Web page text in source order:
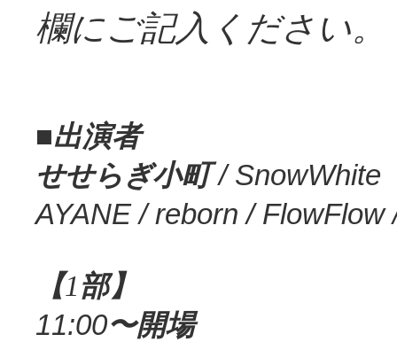
欄にご記入ください。
‪■出演者
せせらぎ小町/ SnowWhite
AYANE / reborn /
【1部】
11:00〜開場